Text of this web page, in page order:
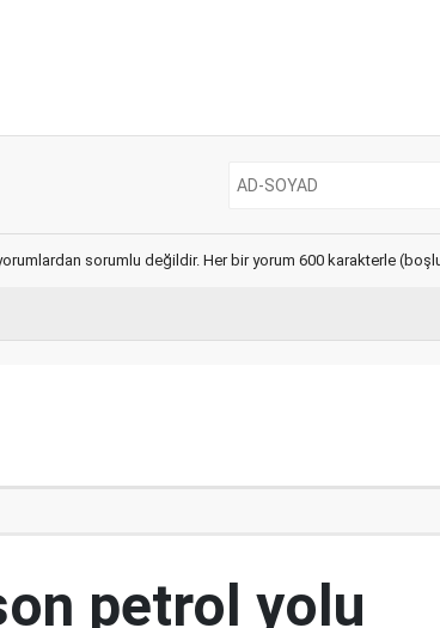
sorumlu değildir. Her bir yorum 600 karakterle
petrol yolu